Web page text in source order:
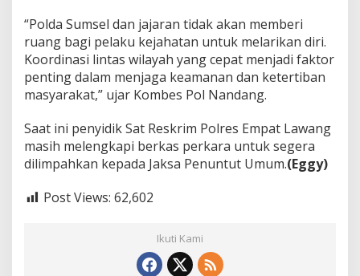
“Polda Sumsel dan jajaran tidak akan memberi
ruang bagi pelaku kejahatan untuk melarikan diri.
Koordinasi lintas wilayah yang cepat menjadi faktor
penting dalam menjaga keamanan dan ketertiban
masyarakat,” ujar Kombes Pol Nandang.
Saat ini penyidik Sat Reskrim Polres Empat Lawang
masih melengkapi berkas perkara untuk segera
dilimpahkan kepada Jaksa Penuntut Umum.(Eggy)
Post Views: 62,602
Ikuti Kami